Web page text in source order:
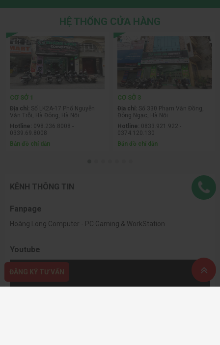
HỆ THỐNG CỬA HÀNG
CƠ SỞ 1
Địa chỉ: Số LK2A-17 Phố Nguyễn
Văn Trỗi, Hà Đông, Hà Nội
Hotline: 098.236.8008 -
0339.69.8008
Bản đồ chỉ dẫn
CƠ SỞ 3
Địa chỉ: Số 330 Phạm Văn Đồng,
Đông Ngạc, Hà Nội
Hotline: 0833.921.922 -
0374.120.130
Bản đồ chỉ dẫn
KÊNH THÔNG TIN
Fanpage
Hoàng Long Computer - PC Gaming & WorkStation
Youtube
ĐĂNG KÝ TƯ VẤN